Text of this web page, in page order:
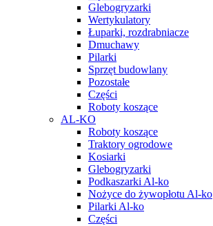
Glebogryzarki
Wertykulatory
Łuparki, rozdrabniacze
Dmuchawy
Pilarki
Sprzęt budowlany
Pozostałe
Części
Roboty koszące
AL-KO
Roboty koszące
Traktory ogrodowe
Kosiarki
Glebogryzarki
Podkaszarki Al-ko
Nożyce do żywopłotu Al-ko
Pilarki Al-ko
Części